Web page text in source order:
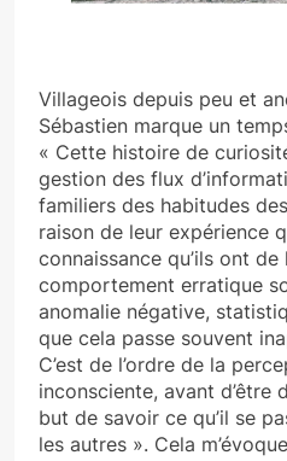
Villageois depuis peu et
Sébastien marque un
« Cette histoire de
gestion des flux
familiers des habitudes
raison de leur expérience
connaissance qu’ils ont de
comportement erratique
anomalie négative,
que cela passe souvent
C’est de l’ordre de la
inconsciente, avant d’être
but de savoir ce qu’il se
les autres ». Cela